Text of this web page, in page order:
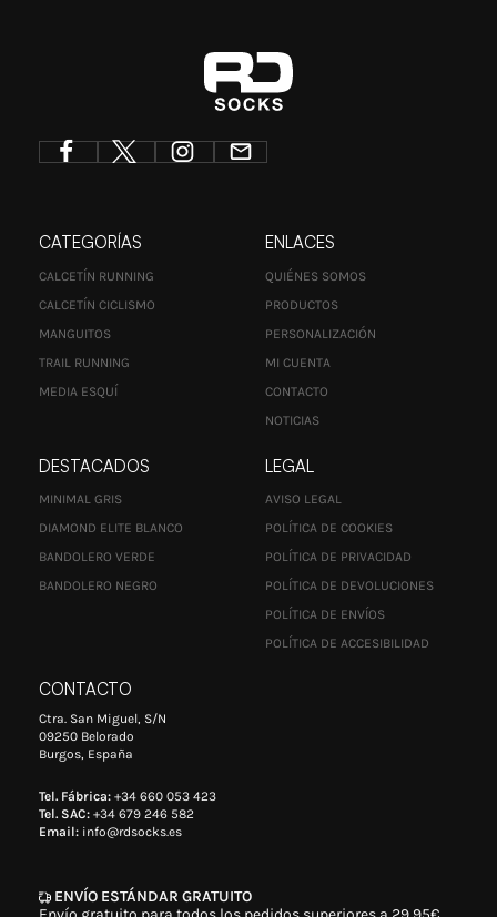
CATEGORÍAS
CALCETÍN RUNNING
CALCETÍN CICLISMO
MANGUITOS
TRAIL RUNNING
MEDIA ESQUÍ
ENLACES
QUIÉNES SOMOS
PRODUCTOS
PERSONALIZACIÓN
MI CUENTA
CONTACTO
NOTICIAS
DESTACADOS
MINIMAL GRIS
DIAMOND ELITE BLANCO
BANDOLERO VERDE
BANDOLERO NEGRO
LEGAL
AVISO LEGAL
POLÍTICA DE COOKIES
POLÍTICA DE PRIVACIDAD
POLÍTICA DE DEVOLUCIONES
POLÍTICA DE ENVÍOS
POLÍTICA DE ACCESIBILIDAD
CONTACTO
Ctra. San Miguel, S/N
09250 Belorado
Burgos, España
Tel. Fábrica: +34 660 053 423
Tel. SAC: +34 679 246 582
Email: info@rdsocks.es
ENVÍO ESTÁNDAR GRATUITO